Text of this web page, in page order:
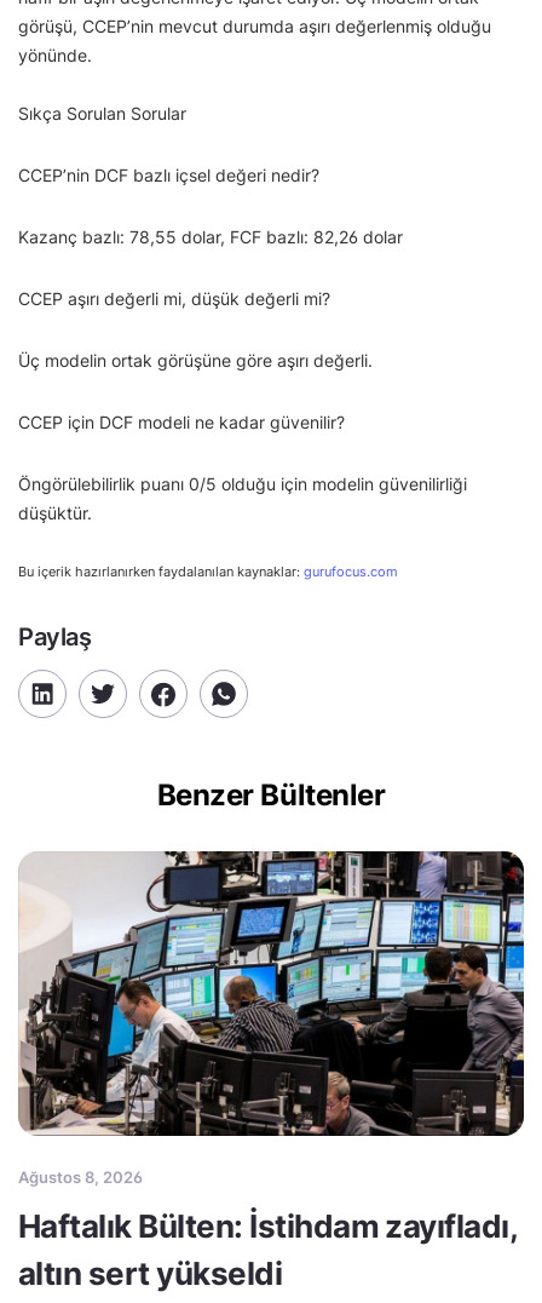
görüşü, CCEP’nin mevcut durumda aşırı değerlenmiş olduğu
yönünde.
Sıkça Sorulan Sorular
CCEP’nin DCF bazlı içsel değeri nedir?
Kazanç bazlı: 78,55 dolar, FCF bazlı: 82,26 dolar
CCEP aşırı değerli mi, düşük değerli mi?
Üç modelin ortak görüşüne göre aşırı değerli.
CCEP için DCF modeli ne kadar güvenilir?
Öngörülebilirlik puanı 0/5 olduğu için modelin güvenilirliği
düşüktür.
Bu içerik hazırlanırken faydalanılan kaynaklar: gurufocus.com
Paylaş
Benzer Bültenler
Ağustos 8, 2026
Haftalık Bülten: İstihdam zayıfladı,
altın sert yükseldi